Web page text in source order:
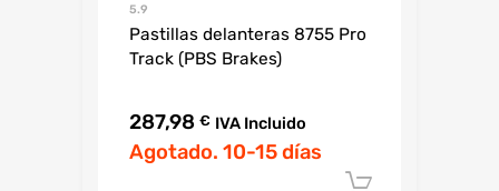
5.9
Pastillas delanteras 8755 Pro
Track (PBS Brakes)
287,98 € IVA Incluido
Agotado. 10-15 días